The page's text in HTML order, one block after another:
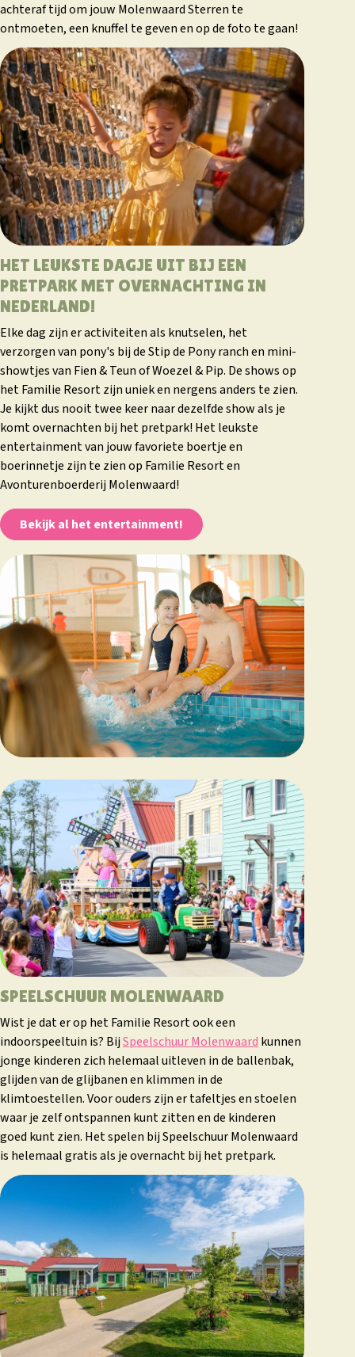
achteraf tijd om jouw Molenwaard Sterren te
ontmoeten, een knuffel te geven en op de foto te gaan!
HET LEUKSTE DAGJE UIT BIJ EEN
PRETPARK MET OVERNACHTING IN
NEDERLAND!
Elke dag zijn er activiteiten als knutselen, het
verzorgen van pony's bij de Stip de Pony ranch en mini-
showtjes van Fien & Teun of Woezel & Pip. De shows op
het Familie Resort zijn uniek en nergens anders te zien.
Je kijkt dus nooit twee keer naar dezelfde show als je
komt overnachten bij het pretpark! Het leukste
entertainment van jouw favoriete boertje en
boerinnetje zijn te zien op Familie Resort en
Avonturenboerderij Molenwaard!
Bekijk al het entertainment!
SPEELSCHUUR MOLENWAARD
Wist je dat er op het Familie Resort ook een
indoorspeeltuin is? BijSpeelschuur Molenwaard kunnen
jonge kinderen zich helemaal uitleven in de ballenbak,
glijden van de glijbanen en klimmen in de
klimtoestellen. Voor ouders zijn er tafeltjes en stoelen
waar je zelf ontspannen kunt zitten en de kinderen
goed kunt zien. Het spelen bij Speelschuur Molenwaard
is helemaal gratis als je overnacht bij het pretpark.